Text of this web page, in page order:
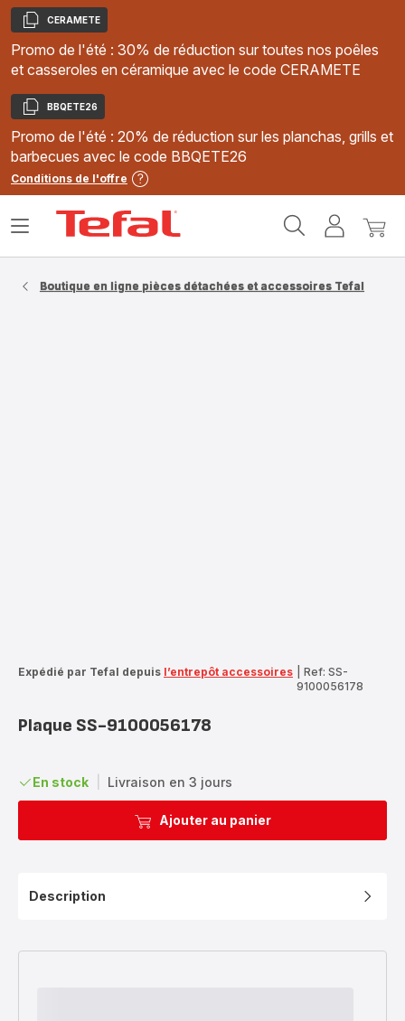
Copier
CERAMETE
Promo de l'été : 30% de réduction sur toutes nos poêles
et casseroles en céramique avec le code CERAMETE
Copier
BBQETE26
Promo de l'été : 20% de réduction sur les planchas, grills et
barbecues avec le code BBQETE26
Conditions de l'offre
MonMon
Ouvrir
Boutique en ligne pièces détachées et accessoires Tefal
Expédié par Tefal depuis l’entrepôt accessoires
Ref: SS-
9100056178
Plaque SS-9100056178
En stock Livraison en 3 jours
Ajouter au panier
Description